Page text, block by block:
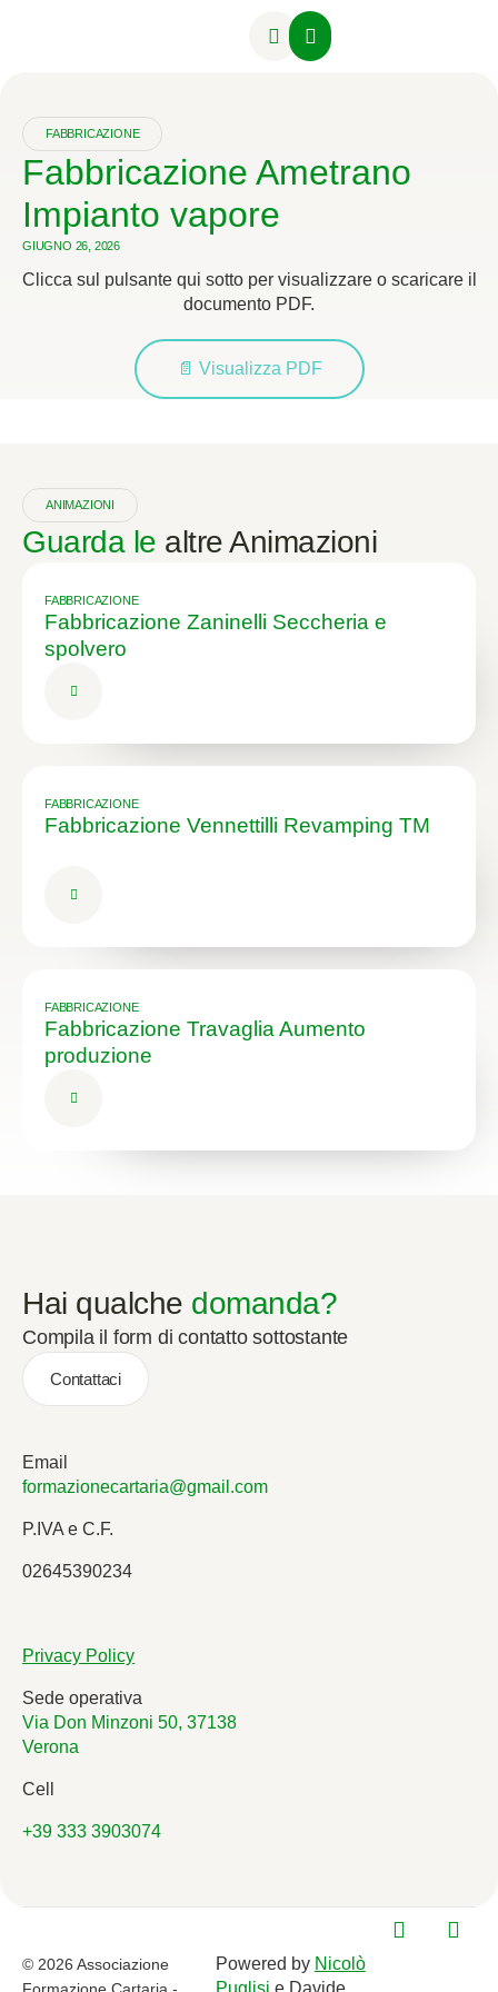
FABBRICAZIONE
Fabbricazione Ametrano
Impianto vapore
GIUGNO 26, 2026
Clicca sul pulsante qui sotto per visualizzare o scaricare il
documento PDF.
📄 Visualizza PDF
ANIMAZIONI
Guarda le altre Animazioni
FABBRICAZIONE
Fabbricazione Zaninelli Seccheria e
spolvero
FABBRICAZIONE
Fabbricazione Vennettilli Revamping TM
FABBRICAZIONE
Fabbricazione Travaglia Aumento
produzione
Hai qualche domanda?
Compila il form di contatto sottostante
Contattaci
Email
formazionecartaria@gmail.com
P.IVA e C.F.
02645390234
Privacy Policy
Sede operativa
Via Don Minzoni 50, 37138
Verona
Cell
+39 333 3903074
© 2026 Associazione
Powered by Nicolò
Puglisi e Davide